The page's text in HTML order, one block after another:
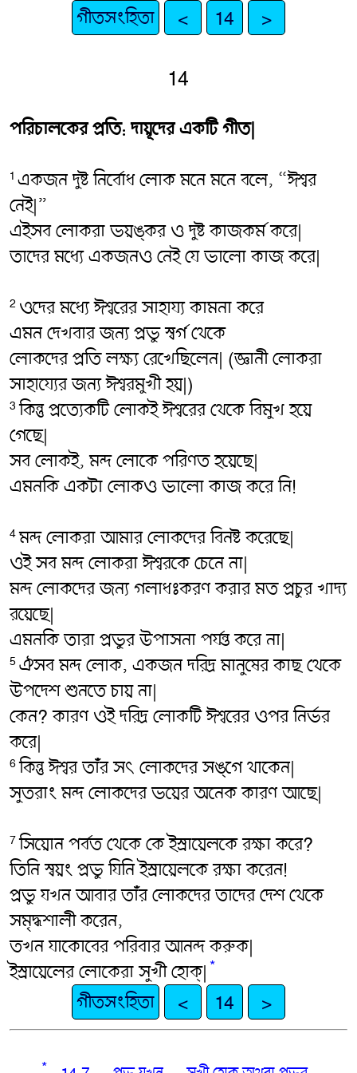
গীতসংহিতা < 14 >
14
পরিচালকের প্রতি: দায়ূদের একটি গীত|
1 একজন দুষ্ট নির্বোধ লোক মনে মনে বলে, “ঈশ্বর
নেই|”
এইসব লোকরা ভয়ঙ্কর ও দুষ্ট কাজকর্ম করে|
তাদের মধ্যে একজনও নেই যে ভালো কাজ করে|
2 ওদের মধ্যে ঈশ্বরের সাহায্য কামনা করে
এমন দেখবার জন্য প্রভু স্বর্গ থেকে
লোকদের প্রতি লক্ষ্য রেখেছিলেন| (জ্ঞানী লোকরা
সাহায্যের জন্য ঈশ্বরমুখী হয়|)
3কিন্তু প্রত্যেকটি লোকই ঈশ্বরের থেকে বিমুখ হয়ে
গেছে|
সব লোকই, মন্দ লোকে পরিণত হয়েছে|
এমনকি একটা লোকও ভালো কাজ করে নি!
4মন্দ লোকরা আমার লোকদের বিনষ্ট করেছে|
ওই সব মন্দ লোকরা ঈশ্বরকে চেনে না|
মন্দ লোকদের জন্য গলাধঃকরণ করার মত প্রচুর খাদ্য
রয়েছে|
এমনকি তারা প্রভুর উপাসনা পর্যন্ত করে না|
5 ঐসব মন্দ লোক, একজন দরিদ্র মানুষের কাছ থেকে
উপদেশ শুনতে চায় না|
কেন? কারণ ওই দরিদ্র লোকটি ঈশ্বরের ওপর নির্ভর
করে|
6কিন্তু ঈশ্বর তাঁর সৎ‌ লোকদের সঙ্গে থাকেন|
সুতরাং মন্দ লোকদের ভয়ের অনেক কারণ আছে|
7সিয়োন পর্বত থেকে কে ইস্রায়েলকে রক্ষা করে?
তিনি স্বয়ং প্রভু যিনি ইস্রায়েলকে রক্ষা করেন!
প্রভু যখন আবার তাঁর লোকদের তাদের দেশ থেকে
সমৃদ্ধশালী করেন,
তখন যাকোবের পরিবার আনন্দ করুক|
ইস্রায়েলের লোকেরা সুখী হোক্| *
গীতসংহিতা < 14 >
*